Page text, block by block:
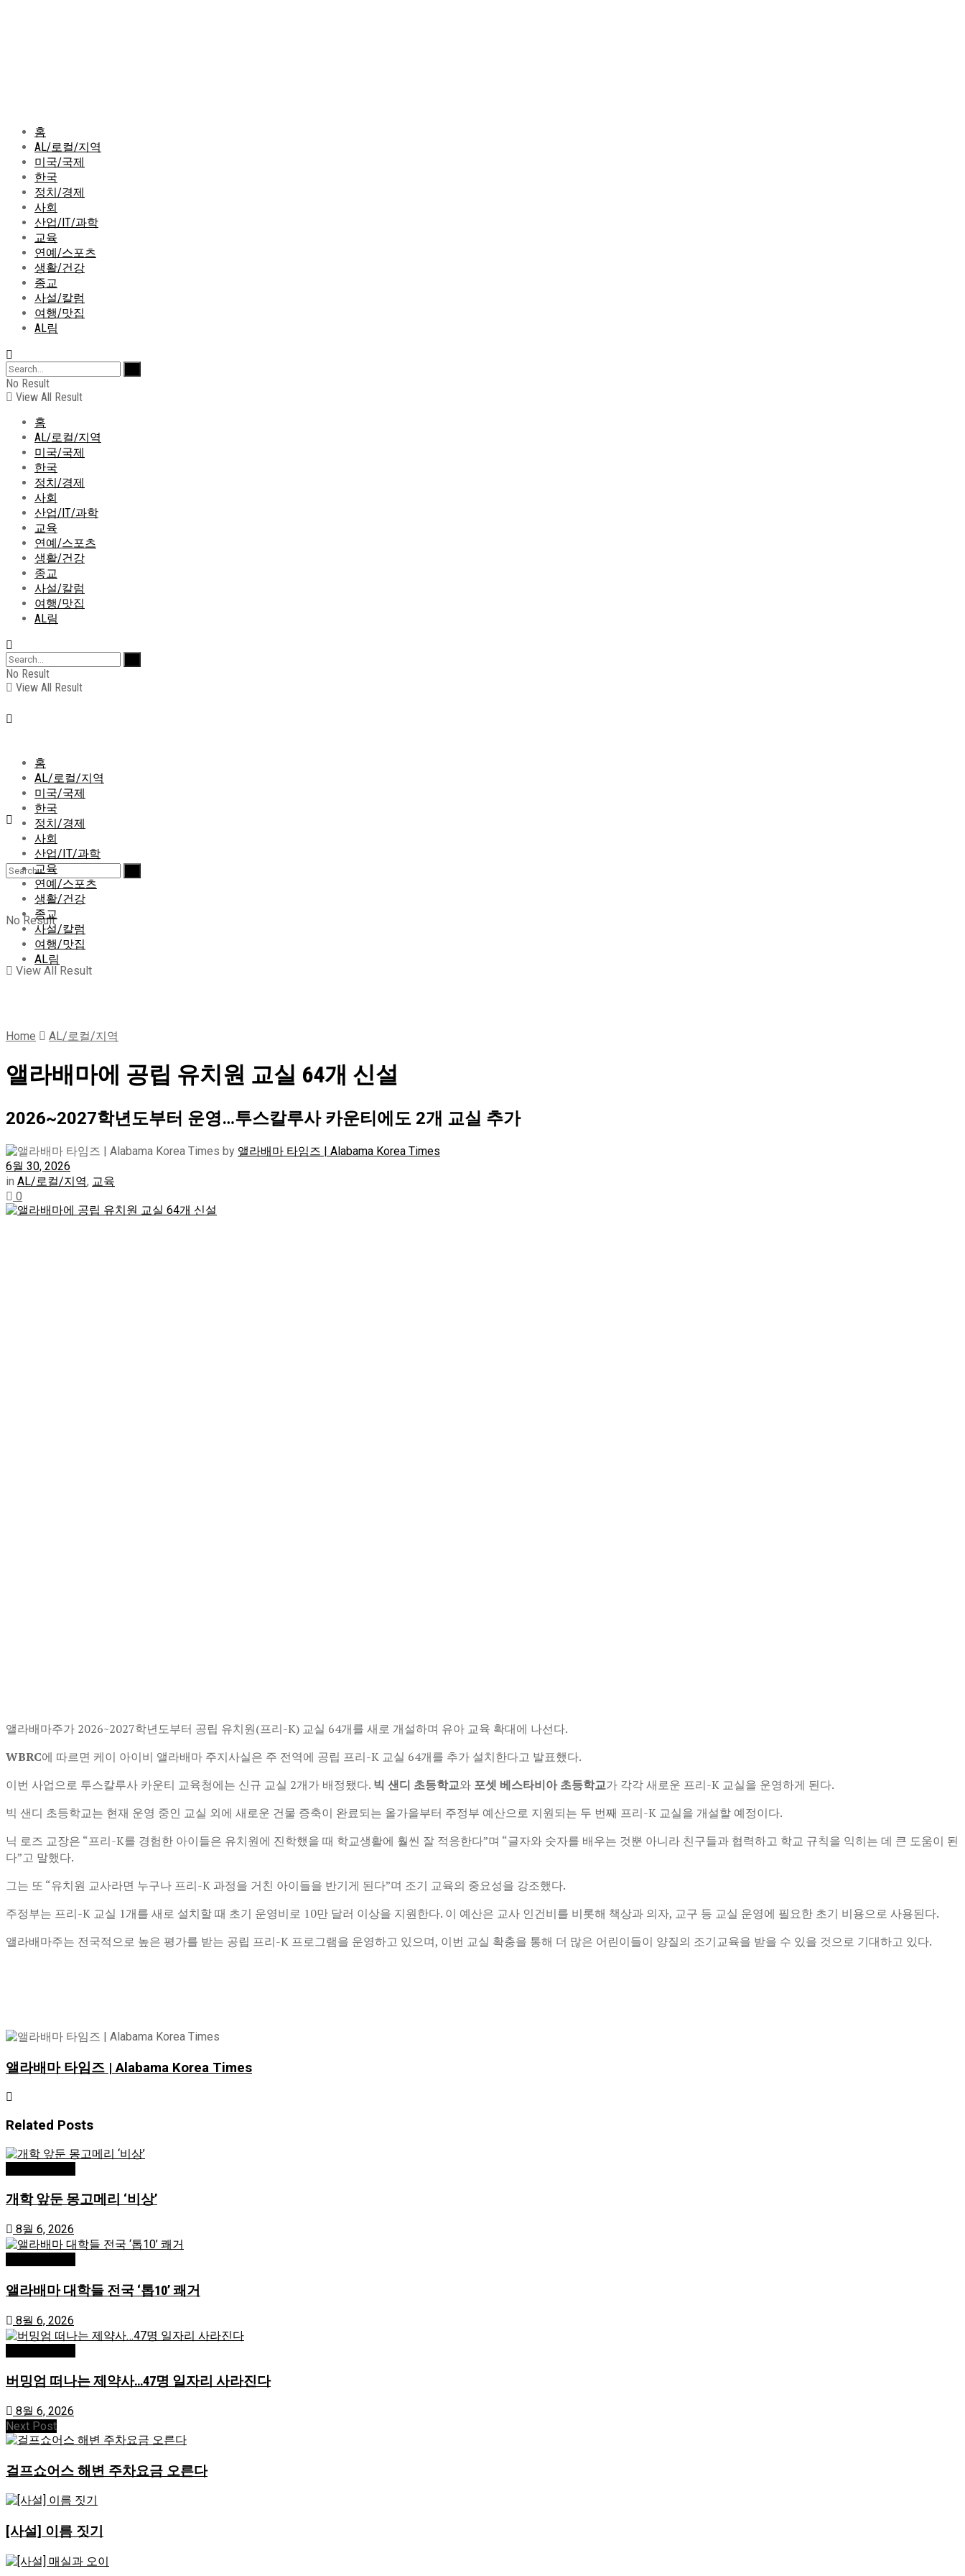
홈
AL/로컬/지역
미국/국제
한국
정치/경제
사회
산업/IT/과학
교육
연예/스포츠
생활/건강
종교
사설/칼럼
여행/맛집
AL림
No Result
View All Result
홈
AL/로컬/지역
미국/국제
한국
정치/경제
사회
산업/IT/과학
교육
연예/스포츠
생활/건강
종교
사설/칼럼
여행/맛집
AL림
No Result
View All Result
No Result
View All Result
홈
AL/로컬/지역
미국/국제
한국
정치/경제
사회
산업/IT/과학
교육
연예/스포츠
생활/건강
종교
사설/칼럼
여행/맛집
AL림
Home AL/로컬/지역
앨라배마에 공립 유치원 교실 64개 신설
2026~2027학년도부터 운영…투스칼루사 카운티에도 2개 교실 추가
by 앨라배마 타임즈 | Alabama Korea Times
6월 30, 2026
in AL/로컬/지역, 교육
0
앨라배마주가 2026~2027학년도부터 공립 유치원(프리-K) 교실 64개를 새로 개설하며 유아 교육 확대에 나선다.
WBRC에 따르면 케이 아이비 앨라배마 주지사실은 주 전역에 공립 프리-K 교실 64개를 추가 설치한다고 발표했다.
이번 사업으로 투스칼루사 카운티 교육청에는 신규 교실 2개가 배정됐다. 빅 샌디 초등학교와 포셋 베스타비아 초등학교가 각각 새로운 프리-K 교실을 운영하게 된다.
빅 샌디 초등학교는 현재 운영 중인 교실 외에 새로운 건물 증축이 완료되는 올가을부터 주정부 예산으로 지원되는 두 번째 프리-K 교실을 개설할 예정이다.
닉 로즈 교장은 “프리-K를 경험한 아이들은 유치원에 진학했을 때 학교생활에 훨씬 잘 적응한다”며 “글자와 숫자를 배우는 것뿐 아니라 친구들과 협력하고 학교 규칙을 익히는 데 큰 도움이 된
다”고 말했다.
그는 또 “유치원 교사라면 누구나 프리-K 과정을 거친 아이들을 반기게 된다”며 조기 교육의 중요성을 강조했다.
주정부는 프리-K 교실 1개를 새로 설치할 때 초기 운영비로 10만 달러 이상을 지원한다. 이 예산은 교사 인건비를 비롯해 책상과 의자, 교구 등 교실 운영에 필요한 초기 비용으로 사용된다.
앨라배마주는 전국적으로 높은 평가를 받는 공립 프리-K 프로그램을 운영하고 있으며, 이번 교실 확충을 통해 더 많은 어린이들이 양질의 조기교육을 받을 수 있을 것으로 기대하고 있다.
앨라배마 타임즈 | Alabama Korea Times
Related Posts
개학 앞둔 몽고메리 ‘비상’
8월 6, 2026
앨라배마 대학들 전국 ‘톱10’ 쾌거
8월 6, 2026
버밍엄 떠나는 제약사…47명 일자리 사라진다
8월 6, 2026
Next Post
걸프쇼어스 해변 주차요금 오른다
[사설] 이름 짓기